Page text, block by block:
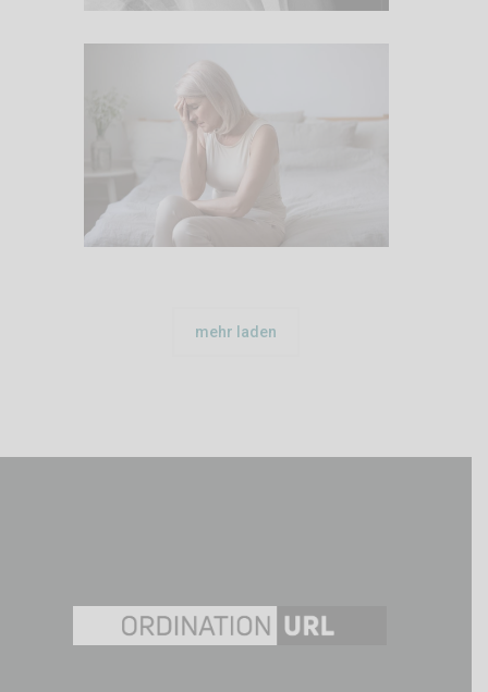
1. Juli 2026
Schlafstörung und
Wechseljahre
mehr laden